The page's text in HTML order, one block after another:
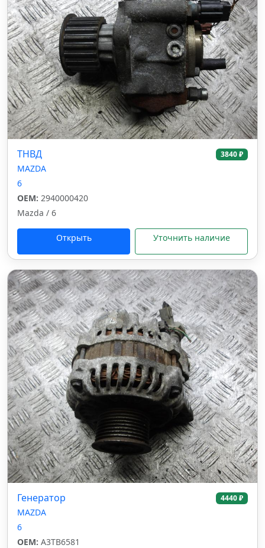
ТНВД 3840 ₽
MAZDA
6
OEM: 2940000420
Mazda / 6
Открыть Уточнить наличие
Генератор 4440 ₽
MAZDA
6
OEM: A3TB6581